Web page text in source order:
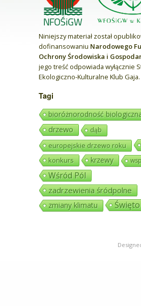
Niniejszy materiał został
dofinansowaniu Narodowego
Ochrony Środowiska i
jego treść odpowiada wyłącznie
Ekologiczno-Kulturalne Klub Gaja.
Tagi
bioróżnorodność
drzewo dąb
europejskie drzewo roku
konkurs krzewy
Wśród Pól
zadrzewienia śródpolne
zmiany klimatu